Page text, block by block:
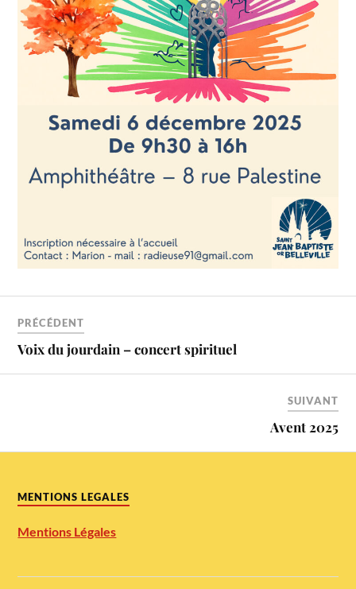
PRÉCÉDENT
Voix du jourdain – concert spirituel
SUIVANT
Avent 2025
MENTIONS LEGALES
Mentions Légales